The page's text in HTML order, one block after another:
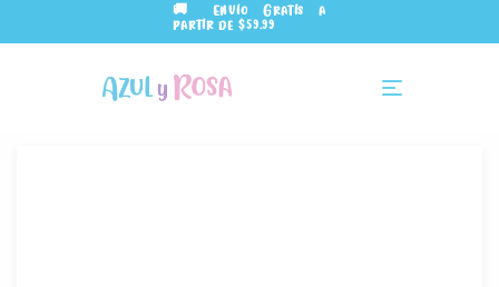
🚚 Envío Gratis a
partir de $59.99